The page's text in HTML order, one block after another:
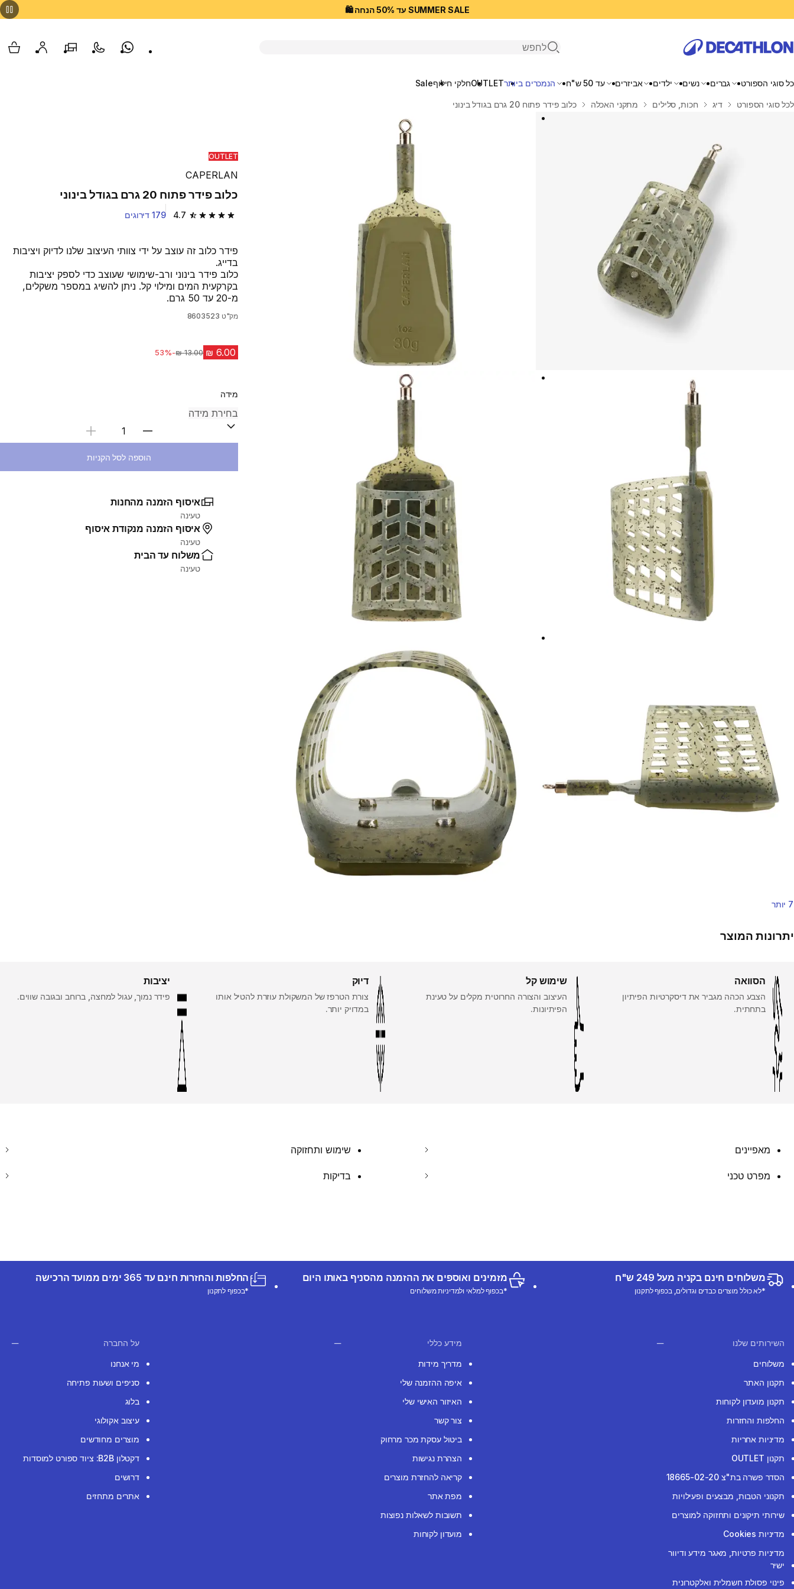
SUMMER SALE עד 50% הנחה 🛍️
פתיחת חיפוש
Whatsappצור קשרהסניפים שלנוהחשבון שלי
כל סוגי הספורט גברים נשים ילדים אביזרים עד 50 ש"ח הנמכרים ביותרOUTLETחלקי חילוףSale
בית
לכל סוגי הספורט דיג חכות, סלילים מתקני האכלה כלוב פידר פתוח 20 גרם בגודל בינוני
7 יותר
OUTLET
CAPERLAN
כלוב פידר פתוח 20 גרם בגודל בינוני
4.7 4.7 out of 5 stars from 179 reviews 179 דירוגים
פידר כלוב זה עוצב על ידי צוותי העיצוב שלנו לדיוק ויציבות
בדייג.
כלוב פידר בינוני ורב-שימושי שעוצב כדי לספק יציבות
בקרקעית המים ומילוי קל. ניתן להשיג במספר משקלים,
מ-20 עד 50 גרם.
מק"ט 8603523
מחיר לפני הנחה‏13.00 ₪
-53%
מידה
בחירת כמות
הוספה לסל הקניות
איסוף הזמנה מהחנות
טעינה
איסוף הזמנה מנקודת איסוף
טעינה
משלוח עד הבית
טעינה
יתרונות המוצר
הסוואה
הצבע הכהה מגביר את דיסקרטיות הפיתיון
בתחתית.
שימוש קל
העיצוב והצורה החרוטית מקלים על טעינת
הפיתיונות.
דיוק
צורת הטרפז של המשקולת עוזרת להטיל אותו
במדויק יותר.
יציבות
פידר נמוך, עגול למחצה, ברוחב ובגובה שווים.
מאפיינים שימוש ותחזוקה
מפרט טכני בדיקות
משלוחים חינם בקניה מעל 249 ש"ח
*לא כולל מוצרים כבדים וגדולים, בכפוף לתקנון
מזמינים ואוספים את ההזמנה מהסניף באותו היום
*בכפוף למלאי ולמדיניות משלוחים
החלפות והחזרות חינם עד 365 ימים ממועד הרכישה
*בכפוף לתקנון
השירותים שלנו
משלוחים
תקנון האתר
תקנון מועדון לקוחות
החלפות והחזרות
מדיניות אחריות
תקנון OUTLET
הסדר פשרה בת"צ 18665-02-20
תקנוני הטבות, מבצעים ופעילויות
שירותי תיקונים ותחזוקה למוצרים
מדיניות Cookies
מדיניות פרטיות, מאגר מידע ודיוור
ישיר
פינוי פסולת חשמלית ואלקטרונית
מידע כללי
מדריך מידות
איפה ההזמנה שלי
האיזור האישי שלי
צור קשר
ביטול עסקת מכר מרחוק
הצהרת נגישות
קריאה להחזרת מוצרים
מפת אתר
תשובות לשאלות נפוצות
מועדון לקוחות
על החברה
מי אנחנו
סניפים ושעות פתיחה
בלוג
עיצוב אקולוגי
מוצרים מחודשים
דקטלון B2B: ציוד ספורט למוסדות
דרושים
אתרים מתחזים